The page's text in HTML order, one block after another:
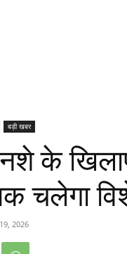
बड़ी खबर
नशे के
चलेगा
2026